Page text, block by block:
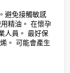
避免接觸敏感
精油。 在懷孕
人員。 最好保
。 可能會產生